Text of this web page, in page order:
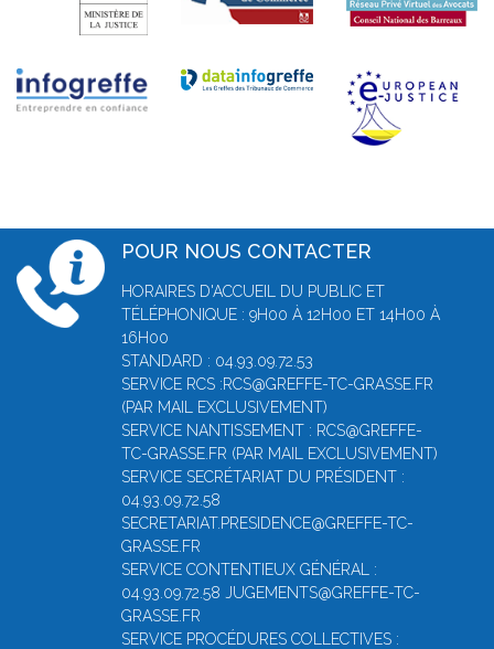
POUR NOUS CONTACTER
HORAIRES D'ACCUEIL DU PUBLIC ET
TÉLÉPHONIQUE : 9H00 À 12H00 ET 14H00 À
16H00
STANDARD : 04.93.09.72.53
SERVICE RCS :RCS@GREFFE-TC-GRASSE.FR
(PAR MAIL EXCLUSIVEMENT)
SERVICE NANTISSEMENT : RCS@GREFFE-
TC-GRASSE.FR (PAR MAIL EXCLUSIVEMENT)
SERVICE SECRÉTARIAT DU PRÉSIDENT :
04.93.09.72.58
SECRETARIAT.PRESIDENCE@GREFFE-TC-
GRASSE.FR
SERVICE CONTENTIEUX GÉNÉRAL :
04.93.09.72.58 JUGEMENTS@GREFFE-TC-
GRASSE.FR
SERVICE PROCÉDURES COLLECTIVES :